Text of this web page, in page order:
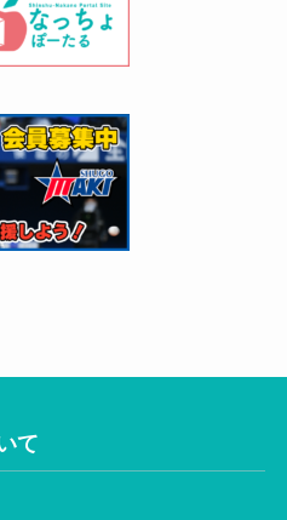
て